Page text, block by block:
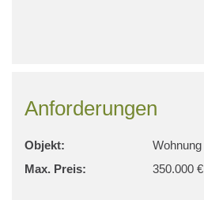
Anforderungen
Objekt:
Wohnung
Max. Preis:
350.000 €